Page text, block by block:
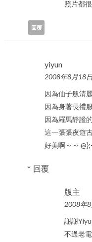
照片都
回覆
yiyun
2008年8月18
因為仙子般清
因為身著長禮
因為羅馬靜謐
這一張張夜遊
好美啊～～ @};-
回覆
版主
2008年
謝謝
不過老